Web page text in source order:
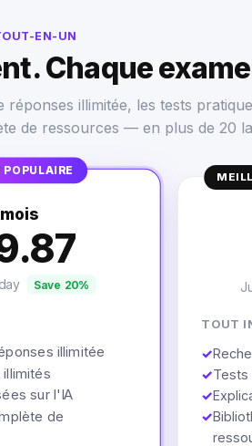
EN-UN
Chaque
illimitée, les tests
de ressources — en plus de 20
POPULAIRE
Save 20%
illimitée
sur l'IA
de
TOUT
✓
✓Tests
✓
✓